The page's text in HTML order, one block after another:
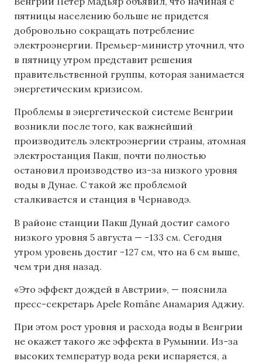
пятницы населению больше не придется
добровольно сокращать потребление
электроэнергии. Премьер-министр уточнил, что
в пятницу утром представит решения
правительственной группы, которая занимается
энергетическим кризисом.
Проблемы в энергетической системе Венгрии
возникли после того, как важнейший
производитель электроэнергии страны, атомная
электростанция Пакш, почти полностью
остановил производство из-за низкого уровня
воды в Дунае. С такой же проблемой
сталкивается и станция в Чернаводэ.
В районе станции Пакш Дунай достиг самого
низкого уровня 5 августа — -133 см. Сегодня
утром уровень достиг -127 см, что на 6 см выше,
чем три дня назад.
«Это эффект дождей в Австрии», — пояснила
пресс-секретарь Apele Române Анамария Аджиу.
При этом рост уровня и расхода воды в Венгрии
не окажет такого же эффекта в Румынии. Из-за
высоких температур вода реки испаряется, а